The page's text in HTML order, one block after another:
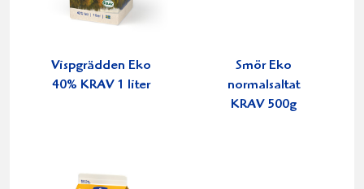
Vispgrädden Eko
40% KRAV 1 liter
Smör Eko
normalsaltat
KRAV 500g